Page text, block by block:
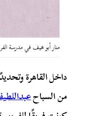
منار أبو هيف في مدرسة
من السباح